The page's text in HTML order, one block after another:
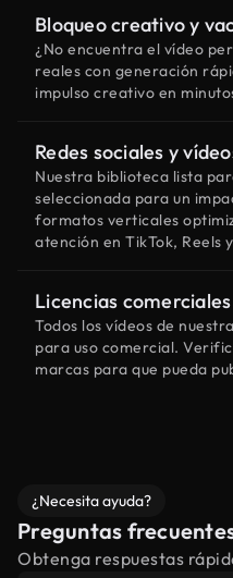
Bloqueo creativo y
¿No encuentra el vídeo
reales con generación
impulso creativo en
Redes sociales y
Nuestra biblioteca lista
seleccionada para un
formatos verticales
atención en TikTok, Reels
Licencias
Todos los vídeos de
para uso comercial.
marcas para que pueda
¿Necesita ayuda?
Preguntas
Obtenga respuestas